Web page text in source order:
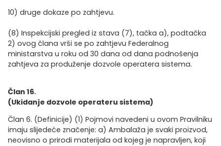
10) druge dokaze po zahtjevu.
(8) Inspekcijski pregled iz stava (7), tačka a), podtačka
2) ovog člana vrši se po zahtjevu Federalnog
ministarstva u roku od 30 dana od dana podnošenja
zahtjeva za produženje dozvole operatera sistema.
Član 16.
(Ukidanje dozvole operateru sistema)
Član 6. (Definicije) (1) Pojmovi navedeni u ovom Pravilniku imaju slijedeće značenje: a) Ambalaža je svaki proizvod, neovisno o prirodi materijala od kojeg je napravljen, koji je namijenjen za sadržavanje, čuvanje, zaštitu, rukovanje, isporuku i predstavljanje robe, od sirovina do gotovih proizvoda, na putu od proizvođača do korisnika ili potrošača. Ambalaža također uključuje pomoćna sredstva za pakovanje, koja služe za omotavanje ili povezivanje robe, posebno za pakovanje, nepropusno zatvaranje, pripremanje za otpremu i označavanje robe, kao i proizvodi koji su sastavni dio ambalaže i koji su kao pomoćni dijelovi uklopljeni u ambalažu i dio su ambalaže ili pričvršćeni direktno na proizvod a nisu predviđeni za korištenje kao dio proizvoda(popis ilustrativnih primjera se nalazi u prilogu 2. ovog Pravilnika) 1) Ambalaža može biti: – Primarna ili prodajna ambalaža kao najmanja ambalažna jedinica u kojoj se proizvod prodaje konačnom kupcu (čaše, vrećice, konzerve, boce, tegle, kutije, zdjele, tube i ostala slična ambalaža). Primarna ambalaža uključuje i posude za jelo i piće za jednokratnu upotrebu, te folije i kesice za umotavanje i pakovanje hrane. – Sekundarna ili zbirna ambalaža uključuje folije, kutije i slične omote i drugu ambalažu sa sastavnim dijelovima, koji okružuju ili povezuju nekoliko osnovnih prodajnih jedinica istih ili različitih vrsta na mjestu kupovanja, neovisno o tome da li se prodaje konačnom korisniku ili potrošaču zajedno sa robom ili se odstranjuje na mjestu kupovine. Sekundarna ambalaža namijenjena je distribuciji, skladištenju, transportu i dostavi robe ili prodaji krajnjem korisniku ili potrošaču te se može odstraniti s robe koju okružuje, a da se karakteristike robe ne promjene. Sekundarna ambalaža koja istovremeno vrši funkciju zbirne i prodajne ambalaže smatra se primarnom ambalažom. – Tercijarna ili transportna ambalaža uključuje bačve, sanduke, kante, vreće, palete, kutije i drugu ambalažu, čiji sastavni dijelovi sadrže ili povezuju velike količine osnovnih prodajnih jedinica robe u primarnoj ili sekundarnoj ambalaži, sa svrhom olakšavanja rukovanja i transporta proizvodima i zaštite robe od oštećenja na putu od proizvođača do maloprodaje ili od maloprodaje do krajnjeg korisnika ili potrošača. Tercijarna ambalaža koja istovremeno vrši funkciju transportne i prodajne ambalaže smatra se prodajnom ambalažom. b) Jednokratna ili nepovratna ambalaža je projektovana radi korištenja samo jednom. c) Povratna ambalaža je ambalaža koja se, nakon vraćanja od strane potrošača, ponovo koristi za istu namjenu i za čiji povrat se jamči vraćanje depozita ili kaucije. d) Ambalažni materijal je materijal različitog svojstva od kojeg se pravi ambalaža, kao što su papir, karton, plastika, drvo, metal, staklo, kompozitni materijali i itd. e) Višeslojni materijali (kompoziti) su ambalažni materijali koji se sastoje od nekoliko slojeva različitih materijala koji se ne mogu razdvojiti ručno ili na neki drugi način. f) Ambalaža koja sadrži ostatke opasnih materija i/ili je onečišćena opasnim materijama je otpad koji je naveden u listi otpada kao opasni prema Pravilniku o kategorijama otpada sa listama (“Službene novine Federacije BiH”, broj 9/05) oznake 15 01 10*. 1) Ovakva ambalaža sadrži slijedeće oznake: – korozivno/nagrizajuće/nadražujuće/reaktivno, – zapaljivo/podržava gorenje, – otrovno/toksično, – eksplozivno/oksidirajuće, – štetno/opasno za okoliš, – otpuštanje otrovnih plinova, – kancerogeno/mutageno/infektivno. 2) U ovu ambalažu spada i ambalaža od korištenja pesticida i drugih sredstava za poljoprivredne svrhe. g) Ambalažni otpad je ambalaža ili ambalažni materijal koji se ne može iskoristiti u prvobitne svrhe. h) Komunalni ambalažni otpad je otpad od primarne i sekundarne ambalaže koji nastaje kao otpad u domaćinstvima ili industriji, zanatskim djeltanostima, uslužnim ili drugim djelatnostima, a koji je sličan otpadu iz domaćinstva u pogledu njegove prirode i sastava. Prema Pravilniku o kategorijama otpada sa listama (“Službene novine Federacije BiH”, broj 9/05) oznake su 20 01 01, 20 01 02, 20 01 38, 20 01 39, 20 01 40. i) Ambalažni otpad koji nije komunalni je otpad od primarne, sekundarne ili tercijarne ambalaže koji nastaje kao otpad u procesu proizvodnje, maloprodaji, uslužnim i drugim djelatnostima koji nije sakupljen kroz sistem sakupljanja koji organizuje komunalno preduzeće, odnosno drugo pravno lice ili poduzetnik. j) Upravljanje ambalažnim otpadom je planiranje, organizovanje i provođenje aktivnosti vezanih za sakupljanje, transport, skladištenje, tretman i odlaganje ambalažnog otpada, uključujući i nadzor nad tim aktivnostima i brigu o postrojenjima za upravljanje otpadom nakon njihovog zatvaranja. k) Prevencija je smanjenje količine upotrebljenog materijala tokom procesa proizvodnje ambalaže, stavljanja u promet, distribucije, korištenja i uklanjanja, posebno poboljšanjem proizvoda i razvojem novih tehnologija, te smanjenje sadržaja opasnih materija u materijalima. l) Sakupljanje ambalažnog otpada podrazumjeva sakupljanje ambalažnog otpada radi transporta na lokaciju daljeg tretmana m) Ponovna upotreba ambalaže je svaki postupak kojim se ambalaža, proizvedena tako da tokom svoga vijeka trajanja može biti jednom ili više puta ponovno korištena, pomoću dodatnih proizvoda za pakovanje, ili bez njihove upotrebe, ponovno puni ili koristi na neki drugi način za namjenu za koju je i proizvedena. n) Obnova ili iskorištenje je svaki postupak ponovne obrade otpada radi njegovog ponovnog korištenja u materijalne i energetske svrhe. o) Recikliranje ambalažnog otpada obuhvata postupke prerade ambalažnog otpada u sekundarne sirovine za proizvodnju nove ambalaže ili za druge namjene, uključujući organsko recikliranje ambalažnog otpada, ali isključujući energetsku obnovu. p) Organsko recikliranje ambalažnog otpada predstavlja aerobni (kompostiranje) i anaerobni (biometanizacija) postupak prerade biorazgradivih dijelova ambalažnog otpada, u kontrolisanim uslovima, uz korištenje mikroorganizama, tako da nastaju stabilne organske materije i metan. Odlaganje ambalažnog otpada na posebno uređene deponije, ne smatra se oblikom organske reciklaže. r) Energetsko korištenje ambalažnog otpada je postupak korištenja ambalažnog otpada u kojem se gorivi ambalažni otpad koristi sam ili zajedno s drugim otpadom za proizvodnju energije, kroz direktno spaljivanje i iskorištavanje dobivene toplote. s) Odlaganje ambalažnog otpada je bilo koji postupak ili metoda postupanja sa ambalažnim otpadom, kada ne postoji mogućnost obnove, reciklaže, prerade, direktnog ponovnog korištenja ili upotrebe kao alternativnog izvora energije u skladu sa Zakonom o upravljanju otpadom. t) Produžena odgovornost proizvođača je princip u okolišnoj politici u kojem se odgovornost proizvođača za proizvod produžava na post – potrošačku fazu životnog ciklusa proizvoda, tj. odgovornost se produžava na ambalažni otpad koji nastaje nakon konzumiranja proizvoda koji su proizvođači upakovali u ambalažu i plasirali na tržište. u) Ciljevi za reciklažu i/ili iskorištenje su propisane količine ambalažnog otpada izražene u procentima u odnosu na ukupno proizvedene i/ili uvezene količine proizvoda prijavljene operateru sistema, koje nakon upotrebe postaju ambalažni otpad, a koje u toku godine treba reciklirati i/ili iskoristiti”. v) Informacioni sistem upravljanja otpadom je informacioni sistem uspostavljen u Fondu koji omogućava elektronsko vođenje evidencije o kretanjima proizvoda koji postaju posebne kategorije otpada, kao i o kretanju otpada, a definiran je Uredbom o Informacionom sistemu upravljanja otpadom (“Službene novine Federacije BiH”, broj 97/18), (u daljem tekstu: informacioni sistem). z) Reciklažno dvorište je mjesto namijenjeno za razvrstavanje i privremeno skladištenje posebnih vrsta otpada pogodnih za reciklažu i opasnog otpada iz domaćinstva. (2) Subjekti koji učestvuju u plasiranju ambalaže na tržište su: a) Proizvođač je pravno lice koje proizvodi proizvod i koji ga upakuje u ambalažu te plasira na tržište samostalno ili putem distributera ili ga koristi za sopstvene potrebe; b) Uvoznik je pravno lice koje uvozi proizvod upakovan u ambalažu ili proizvod bez ambalaže koji naknadno upakuje u ambalažu te je plasira na tržište samostalno ili putem distributera ili ga koristi za sopstvene potrebe; c) Punilac i paker je pravno lice koje puni, pakuje ili prepakuje proizvode i robu u ambalažu koju je sam proizveo ili je preuzeo upakovanu ili u rifuznom stanju, te je nakon pakovanja plasira na tržište samostalno ili putem distributera ili ga koristi za sopstvene potrebe; d) Distributer je pravno lice koje stavlja u promet robu ili proizvod upakovan u ambalažu, nezavisno od toga da li je to lice istovremeno i proizvođač ambalažnog materijala, uvoznik, punilac, paker ili trgovac na veliko; e) Subjekti koji se bavi uslugom dostave pošiljki koje pakuju u ambalažu je pravno lice koje u svom poslovanju koristi ambalažu, f) Subjekti koji se kao posrednik između proizvođača ili trgovca i potrošača bavi kućnom dostavom hrane i roba široke potrošnje je pravno lice koje se bavi uslugom dostave hrane i roba široke potrošnje g) Subjekti koji vrši pakovanje hrane ili drugih roba široke potrošnje na prodajnom mjestu je pravno lice (restorani, coffee-to-go, smoothie barovi, cvjećare, točeni parfemi, bioskopi, gastro-odjeli) koje vrši kućnu dostavu direktno ili preko nekog od naprijed navedenih subjekata, h) Krajnji korisnik je svako pravno ili fizičko lice ili ustanova, tj. potrošači, uredi, škole, bolnice, restorani, kiosci, autobusni kolodvori, zračne luke, željeznički kolodvori, sportski kompleksi, trgovine, tvornice, poslovni i trgovački centri, sportski stadioni, i sl., koji u svrhu krajnje potrošnje ili konzumacije skidaju ambalažu sa robe ili je prazne tako da ona postaje ambalažni otpad primarne, sekundarne ili tericijarne ambalaže. i) Krajnji snabdjevač (trgovina) je pravno lice koje snabdijeva ambalažom ili upakovanom robom krajnjeg korisnika, neza